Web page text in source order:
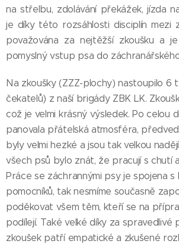
na střelbu, zdolávání překážek, jízda
je díky této rozsáhlosti disciplín mezi
považována za nejtěžší zkoušku a
pomyslný vstup psa do
Na zkoušky (ZZZ-plochy) nastoupilo 6
čekatelů) z naší brigády ZBK LK.
což je velmi krásný výsledek. Po celou
panovala přátelská atmosféra,
byly velmi hezké a jsou tak velkou
všech psů bylo znát, že pracují s chutí
Práce se záchrannými psy je spojena s
pomocníků, tak nesmíme současně
poděkovat všem těm, kteří se na
podílejí. Také velké díky za spravedlivé
zkoušek patří empatické a zkušené